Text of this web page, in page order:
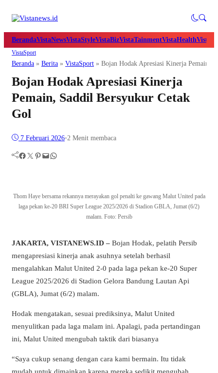
BerandaVistaNewsVistaStyleVistaBizVistaTainmentVistaHealth
VistaSport
Beranda » Berita » VistaSport » Bojan Hodak Apresiasi Kinerja Pemain,
Bojan Hodak Apresiasi Kinerja
Pemain, Saddil Bersyukur Cetak
Gol
7 Februari 2026•2 Menit membaca
Facebook Twitter Pinterest Mail WhatsApp
Thom Haye bersama rekannya merayakan gol penalti ke gawang Malut United pada
laga pekan ke-20 BRI Super League 2025/2026 di Stadion GBLA, Jumat (6/2)
malam. Foto: Persib
JAKARTA, VISTANEWS.ID – Bojan Hodak, pelatih Persib
mengapresiasi kinerja anak asuhnya setelah berhasil
mengalahkan Malut United 2-0 pada laga pekan ke-20 Super
League 2025/2026 di Stadion Gelora Bandung Lautan Api
(GBLA), Jumat (6/2) malam.
Hodak mengatakan, sesuai prediksinya, Malut United
menyulitkan pada laga malam ini. Apalagi, pada pertandingan
ini, Malut United mengubah taktik dari biasanya
“Saya cukup senang dengan cara kami bermain. Itu tidak